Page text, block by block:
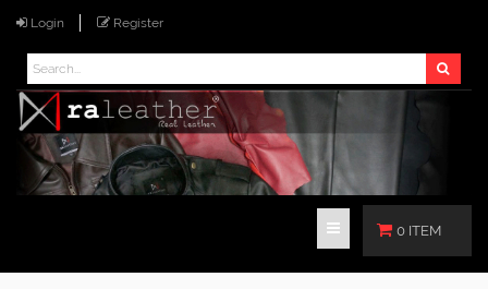
Login Register
0 ITEM